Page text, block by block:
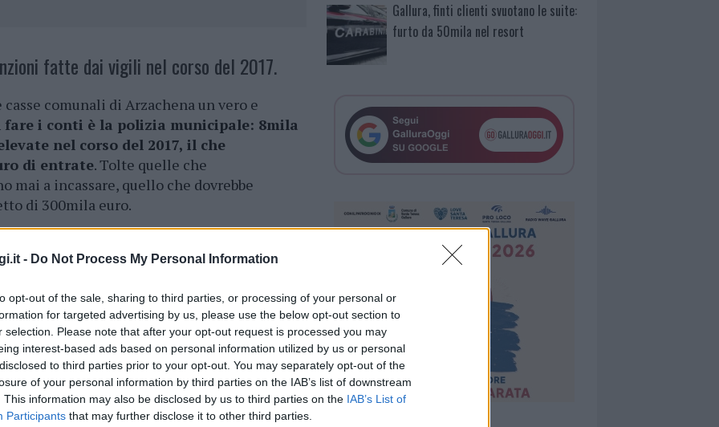
- Do Not Process My Personal Information
opt-out of the sale, sharing to third parties, or processing of your personal or
for targeted advertising by us, please use the below opt-out section to
selection. Please note that after your opt-out request is processed you may
interest-based ads based on personal information utilized by us or personal
to third parties prior to your opt-out. You may separately opt-out of the
of your personal information by third parties on the IAB’s list of downstream
This information may also be disclosed by us to third parties on the IAB’s List of
Participants that may further disclose it to other third parties.
fatte dai vigili nel corso del 2017.
comunali di Arzachena un vero e
fare i conti è la polizia municipale: 8mila
nel corso del 2017, il che
di entrate. Tolte quelle che
a incassare, quello che dovrebbe
di 300mila euro.
in interventi per la stessa viabilità
euro per l’acquisto di materiale utile alla
interventi di manutenzione straordinaria
la manutenzione straordinaria degli
60mila per l’acquisto e la
4.500 per acquisto e manutenzione
che una parte degli introiti, circa
i costi di assunzione degli agenti
Gallura, finti clienti svuotano le suite:
furto da 50mila nel resort